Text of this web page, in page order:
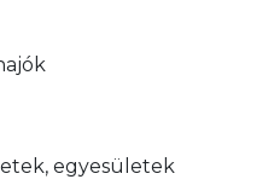
egyesületek